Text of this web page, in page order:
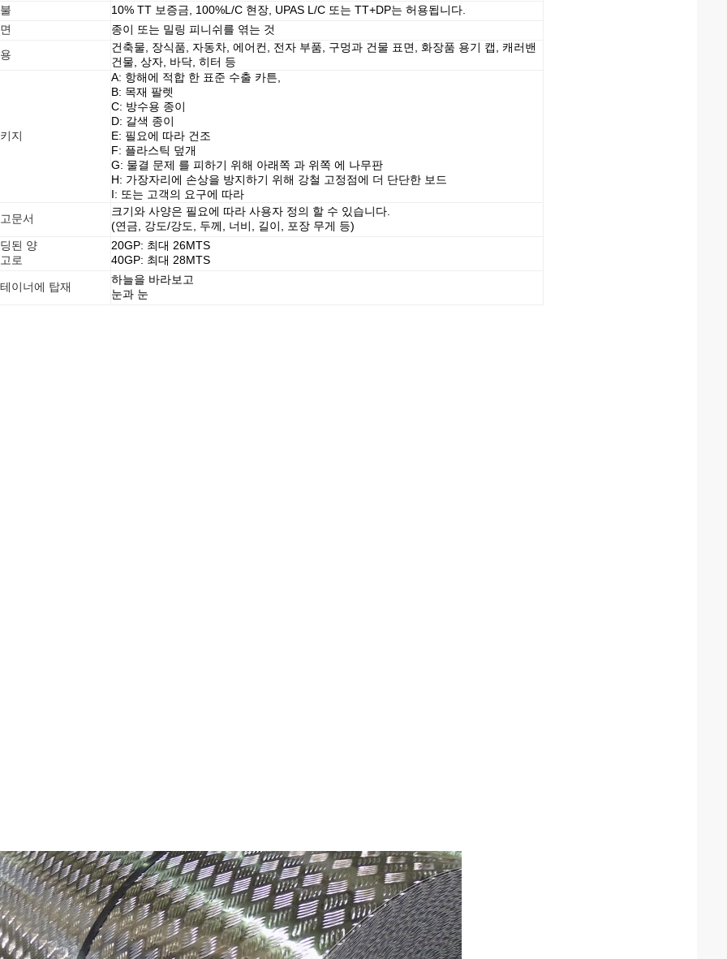
10% TT 보증금, 100%L/C 현장, UPAS L/C 또는 TT+DP는 허용됩니다.
종이 또는 밀링 피니쉬를 엮는 것
건축물, 장식품, 자동차, 에어컨, 전자 부품, 구멍과 건물 표면, 화장품 용기 캡, 캐러밴
건물, 상자, 바닥, 히터 등
지
A: 항해에 적합 한 표준 수출 카튼,
B: 목재 팔렛
C: 방수용 종이
D: 갈색 종이
E: 필요에 따라 건조
F: 플라스틱 덮개
G: 물결 문제 를 피하기 위해 아래쪽 과 위쪽 에 나무판
H: 가장자리에 손상을 방지하기 위해 강철 고정점에 더 단단한 보드
I: 또는 고객의 요구에 따라
문서
크기와 사양은 필요에 따라 사용자 정의 할 수 있습니다.
(연금, 강도/강도, 두께, 너비, 길이, 포장 무게 등)
된 양
로
20GP: 최대 26MTS
40GP: 최대 28MTS
이너에 탑재
하늘을 바라보고
눈과 눈